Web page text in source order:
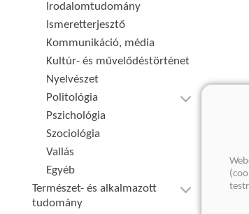
Irodalomtudomány
Ismeretterjesztő
Kommunikáció, média
Kultúr- és művelődéstörténet
Nyelvészet
Politológia
Pszichológia
Szociológia
Vallás
Egyéb
Természet- és alkalmazott
tudomány